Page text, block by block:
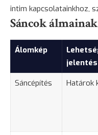
intim kapcsolatainkhoz,
Sáncok
Álomkép
jelentés
Sáncépítés Határok